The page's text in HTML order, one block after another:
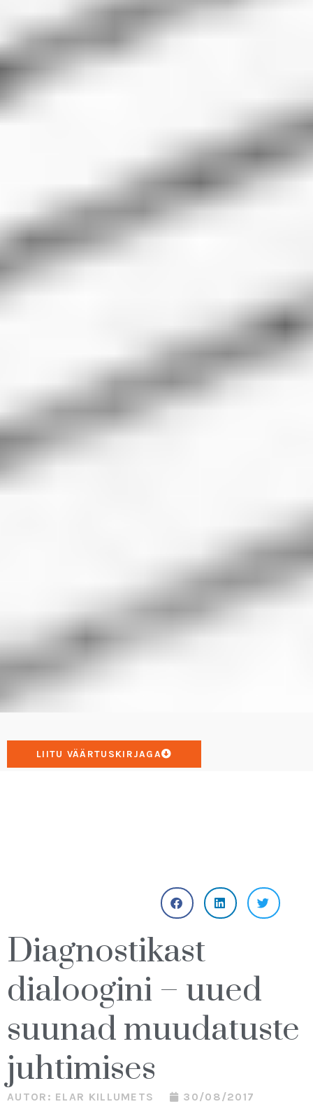
LIITU VÄÄRTUSKIRJAGA
Diagnostikast
dialoogini – uued
suunad muudatuste
juhtimises
AUTOR: ELAR KILLUMETS
30/08/2017